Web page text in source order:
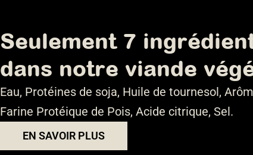
Seulement 7
dans notre viande
Eau, Protéines de soja, Huile de tournesol,
Farine Protéique de Pois, Acide citrique, Sel.
EN SAVOIR PLUS